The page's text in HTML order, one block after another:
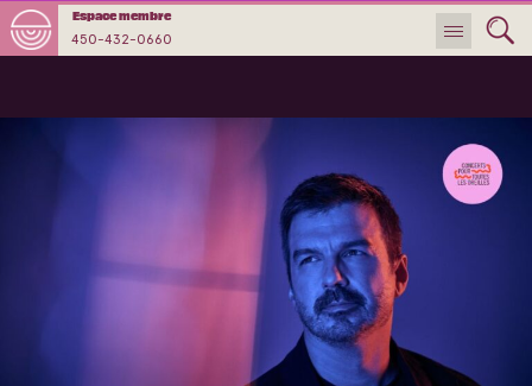
450-432-0660
Espace membre